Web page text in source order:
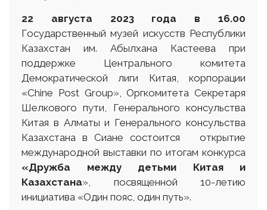
22 августа 2023
года в 16.00
Государственный музей искусств Республики
Казахстан им. Абылхана Кастеева при
поддержке Центрального комитета
Демократической лиги Китая, корпорации
«Chine Post Group», Оргкомитета Секретаря
Шелкового пути, Генерального консульства
Китая в Алматы и Генерального консульства
Казахстана в Сиане состоится открытие
международной выставки по итогам конкурса
«Дружба между детьми Китая и
Казахстана», посвященной 10-летию
инициатива «Один пояс, один путь».